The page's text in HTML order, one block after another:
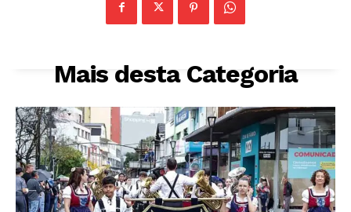
Mais desta Categoria